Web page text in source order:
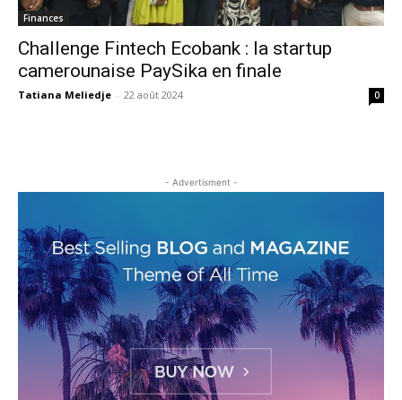
Finances
Challenge Fintech Ecobank : la startup
camerounaise PaySika en finale
Tatiana Meliedje - 22 août 2024 0
- Advertisment -